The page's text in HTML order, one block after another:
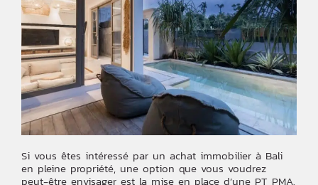
Si vous êtes intéressé par un achat immobilier à Bali
en pleine propriété, une option que vous voudrez
peut-être envisager est la mise en place d’une PT PMA.